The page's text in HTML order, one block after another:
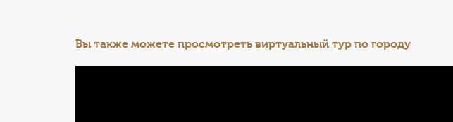
Вы также можете просмотреть виртуальный тур по городу